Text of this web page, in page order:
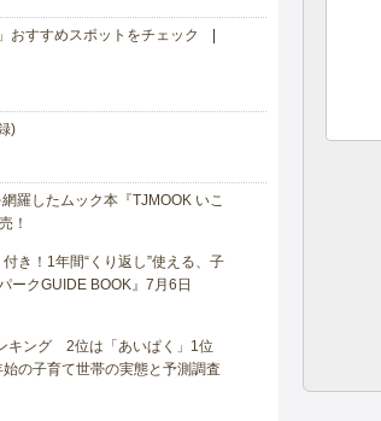
おすすめスポットをチェック
)
羅したムック本『TJMOOK いこ
！
き！1年間“くり返し”使える、子
ークGUIDE BOOK』7月6日
キング 2位は「あいぱく」1位
の子育て世帯の実態と予測調査